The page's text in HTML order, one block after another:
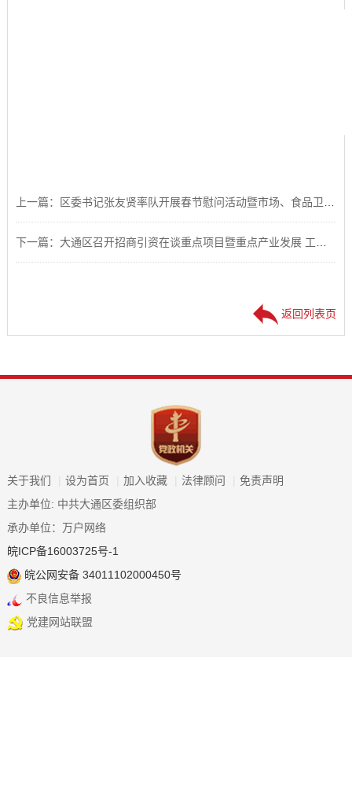
上一篇：区委书记张友贤率队开展春节慰问活动暨市场、食品卫生和安全生产检查
下一篇：大通区召开招商引资在谈重点项目暨重点产业发展 工作推进会
返回列表页
关于我们 设为首页 加入收藏 法律顾问
免责声明
主办单位: 中共大通区委组织部
承办单位：万户网络
皖ICP备16003725号-1
皖公网安备 34011102000450号
不良信息举报
党建网站联盟